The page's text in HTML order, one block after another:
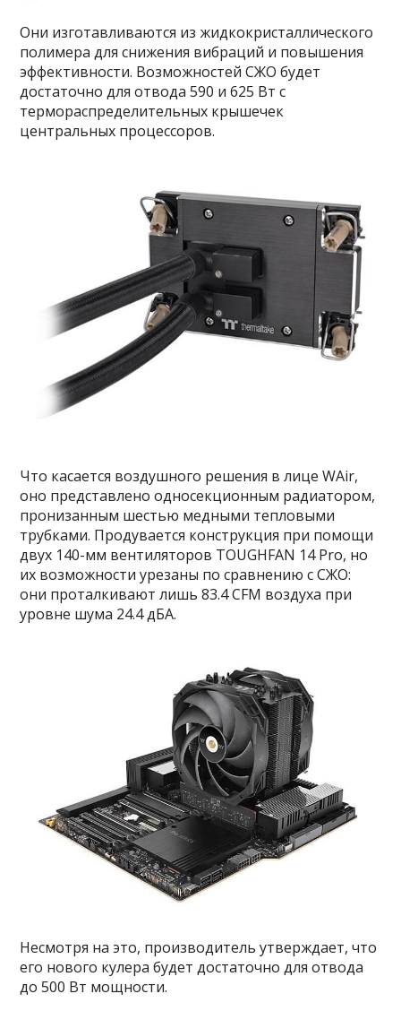
Они изготавливаются из жидкокристаллического
полимера для снижения вибраций и повышения
эффективности. Возможностей СЖО будет
достаточно для отвода 590 и 625 Вт с
термораспределительных крышечек
центральных процессоров.
Что касается воздушного решения в лице WAir,
оно представлено односекционным радиатором,
пронизанным шестью медными тепловыми
трубками. Продувается конструкция при помощи
двух 140-мм вентиляторов TOUGHFAN 14 Pro, но
их возможности урезаны по сравнению с СЖО:
они проталкивают лишь 83.4 CFM воздуха при
уровне шума 24.4 дБА.
Несмотря на это, производитель утверждает, что
его нового кулера будет достаточно для отвода
до 500 Вт мощности.